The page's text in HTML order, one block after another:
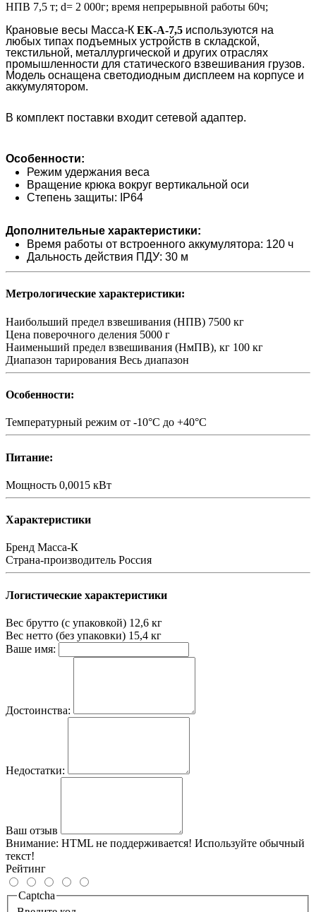
НПВ 7,5 т; d= 2 000г; время непрерывной работы 60ч;
Крановые весы Масса-К ЕК-А-7,5 используются на
любых типах подъемных устройств в складской,
текстильной, металлургической и других отраслях
промышленности для статического взвешивания грузов.
Модель оснащена светодиодным дисплеем на корпусе и
аккумулятором.
В комплект поставки входит сетевой адаптер.
Особенности:
Режим удержания веса
Вращение крюка вокруг вертикальной оси
Степень защиты: IP64
Дополнительные характеристики:
Время работы от встроенного аккумулятора: 120 ч
Дальность действия ПДУ: 30 м
Метрологические характеристики:
Наибольший предел взвешивания (НПВ) 7500 кг
Цена поверочного деления 5000 г
Наименьший предел взвешивания (НмПВ), кг 100 кг
Диапазон тарирования Весь диапазон
Особенности:
Температурный режим от -10°С до +40°С
Питание:
Мощность 0,0015 кВт
Характеристики
Бренд Масса-К
Страна-производитель Россия
Логистические характеристики
Вес брутто (с упаковкой) 12,6 кг
Вес нетто (без упаковки) 15,4 кг
Ваше имя:
Достоинства:
Недостатки:
Ваш отзыв
Внимание: HTML не поддерживается! Используйте обычный
текст!
Рейтинг
Captcha